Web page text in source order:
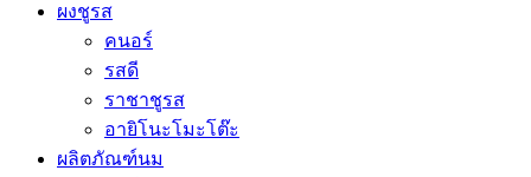
ผงชูรส
คนอร์
รสดี
ราชาชูรส
อายิโนะโมะโต๊ะ
ผลิตภัณฑ์นม